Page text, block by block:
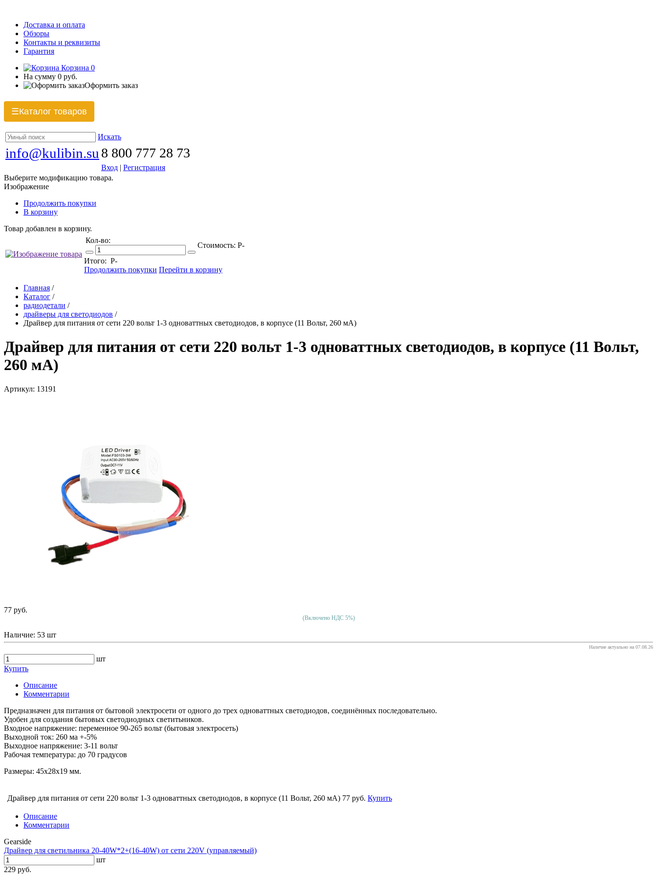
Доставка и оплата
Обзоры
Контакты и реквизиты
Гарантия
Корзина 0
На сумму 0 руб.
Оформить заказ
☰Каталог товаров
Искать
info@kulibin.su 8 800 777 28 73
Вход | Регистрация
Выберите модификацию товара.
Изображение
Продолжить покупки
В корзину
Товар добавлен в корзину.
Кол-во:
Стоимость: Р-
Итого: Р-
Продолжить покупки Перейти в корзину
Главная /
Каталог /
радиодетали /
драйверы для светодиодов /
Драйвер для питания от сети 220 вольт 1-3 одноваттных светодиодов, в корпусе (11 Вольт, 260 мА)
Драйвер для питания от сети 220 вольт 1-3 одноваттных светодиодов, в корпусе (11 Вольт,
260 мА)
Артикул: 13191
77 руб.
(Включено НДС 5%)
Наличие: 53 шт
Наличие актуально на 07.08.26
шт
Купить
Описание
Комментарии
Предназначен для питания от бытовой электросети от одного до трех одноваттных светодиодов, соединённых последовательно.
Удобен для создания бытовых светодиодных светитьников.
Входное напряжение: переменное 90-265 вольт (бытовая электросеть)
Выходной ток: 260 ма +-5%
Выходное напряжение: 3-11 вольт
Рабочая температура: до 70 градусов
Размеры: 45х28х19 мм.
Драйвер для питания от сети 220 вольт 1-3 одноваттных светодиодов, в корпусе (11 Вольт, 260 мА) 77 руб. Купить
Описание
Комментарии
Gearside
Драйвер для светильника 20-40W*2+(16-40W) от сети 220V (управляемый)
шт
229 руб.